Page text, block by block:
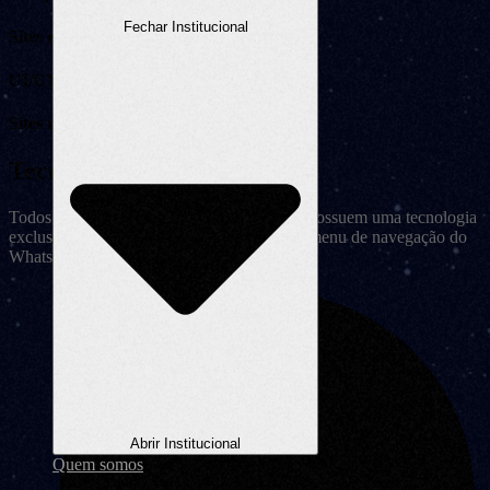
Fechar Institucional
Abrir Institucional
Quem somos
Sites em wordpress
UI/UX
Sites responsivos
Tecnologia Exclusiva 2RS
Todos os sistemas desenvolvidos pela 2RS possuem uma tecnologia
exclusiva: Um instalador dentro do próprio menu de navegação do
WhatsApp.